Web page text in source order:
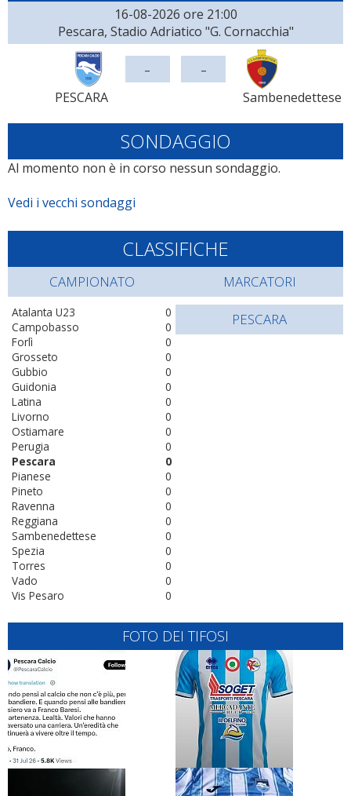
16-08-2026 ore 21:00
Pescara, Stadio Adriatico "G. Cornacchia"
PESCARA
- -
Sambenedettese
SONDAGGIO
Al momento non è in corso nessun sondaggio.
Vedi i vecchi sondaggi
CLASSIFICHE
CAMPIONATO
0
Atalanta U23
0
Campobasso
0
Forlì
0
Grosseto
0
Gubbio
0
Guidonia
0
Latina
0
Livorno
0
Ostiamare
0
Perugia
0
Pescara
0
Pianese
0
Pineto
0
Ravenna
0
Reggiana
0
Sambenedettese
0
Spezia
0
Torres
0
Vado
0
Vis Pesaro
MARCATORI
PESCARA
FOTO DEI TIFOSI